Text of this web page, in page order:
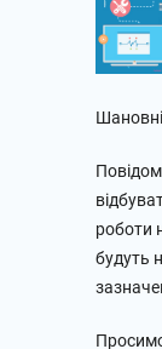
роботи
будуть